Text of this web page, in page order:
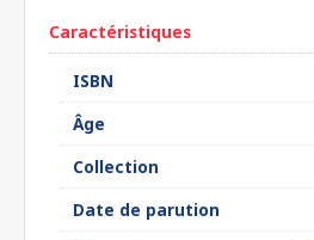
Caractéristiques
ISBN
Âge
Collection
Date de parution